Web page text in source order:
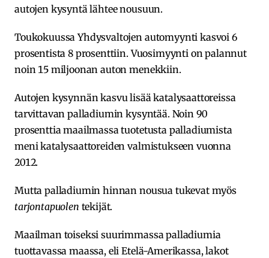
autojen kysyntä lähtee nousuun.
Toukokuussa Yhdysvaltojen automyynti kasvoi 6
prosentista 8 prosenttiin. Vuosimyynti on palannut
noin 15 miljoonan auton menekkiin.
Autojen kysynnän kasvu lisää katalysaattoreissa
tarvittavan palladiumin kysyntää. Noin 90
prosenttia maailmassa tuotetusta palladiumista
meni katalysaattoreiden valmistukseen vuonna
2012.
Mutta palladiumin hinnan nousua tukevat myös
tarjontapuolen tekijät.
Maailman toiseksi suurimmassa palladiumia
tuottavassa maassa, eli Etelä-Amerikassa, lakot